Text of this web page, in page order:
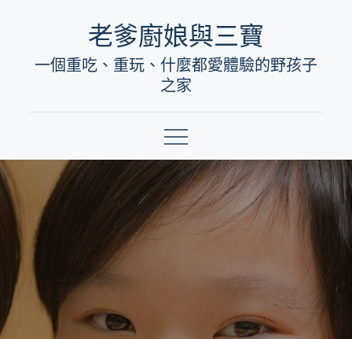
content
老爹廚娘與三寶
一個重吃、重玩、什麼都愛體驗的野孩子
之家